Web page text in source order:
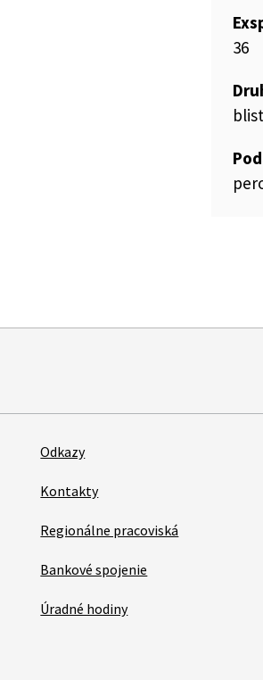
36
Odkazy
Kontakty
Regionálne pracoviská
Bankové spojenie
Úradné hodiny